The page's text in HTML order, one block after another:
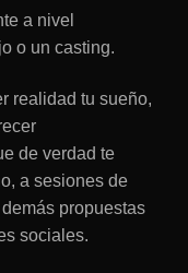
a nivel
o un casting.
realidad tu sueño,
de verdad te
a sesiones de
propuestas
sociales.